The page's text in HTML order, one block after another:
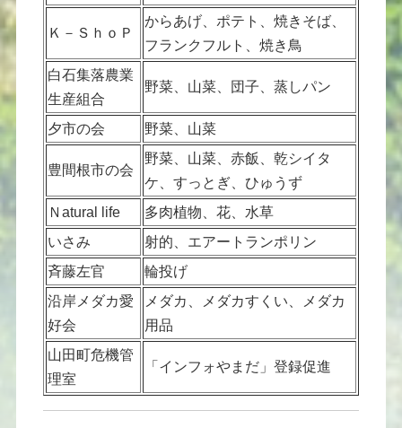
Ｋ－ＳｈｏＰ
からあげ、ポテト、焼きそば、
フランクフルト、焼き鳥
白石集落農業
生産組合
野菜、山菜、団子、蒸しパン
夕市の会 野菜、山菜
豊間根市の会
野菜、山菜、赤飯、乾シイタ
ケ、すっとぎ、ひゅうず
Ｎatural life
多肉植物、花、水草
いさみ
射的、エアートランポリン
斉藤左官
輪投げ
沿岸メダカ愛
好会
メダカ、メダカすくい、メダカ
用品
山田町危機管
理室
「インフォやまだ」登録促進